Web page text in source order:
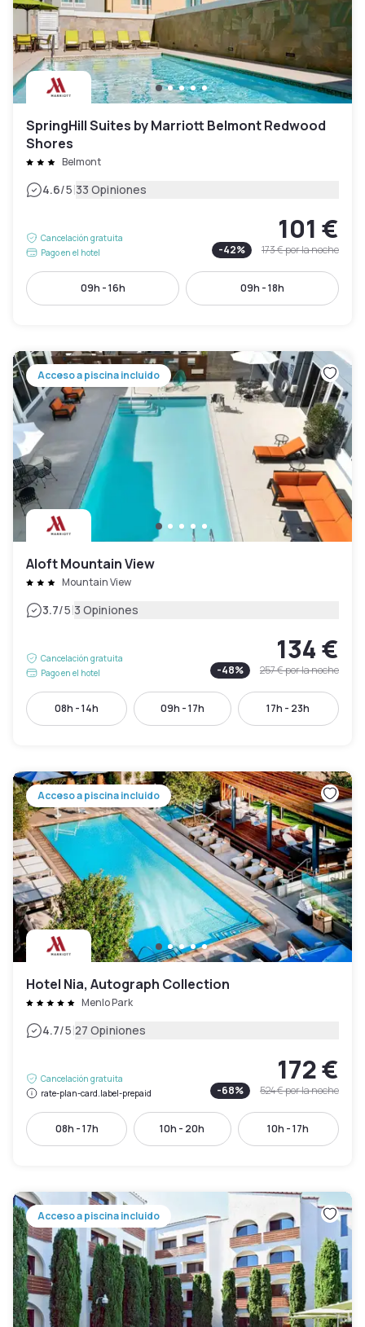
SpringHill Suites by Marriott Belmont Redwood
Shores
Belmont
4.6/5|33 Opiniones
Cancelación gratuita
Pago en el hotel
101 €
-42% 173 €por la noche
09h - 16h 09h - 18h
Acceso a piscina incluido
Aloft Mountain View
Mountain View
3.7/5|3 Opiniones
Cancelación gratuita
Pago en el hotel
134 €
-48% 257 €por la noche
08h - 14h 09h - 17h 17h - 23h
Acceso a piscina incluido
Hotel Nia, Autograph Collection
Menlo Park
4.7/5|27 Opiniones
Cancelación gratuita
rate-plan-card.label-prepaid
172 €
-68% 524 €por la noche
08h - 17h 10h - 20h 10h - 17h
Acceso a piscina incluido